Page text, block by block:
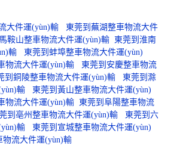
大件運(yùn)輸
東莞到蕪湖整車物流大件
鞍山整車物流大件運(yùn)輸 東莞到淮南
輸
東莞到蚌埠整車物流大件運(yùn)
物流大件運(yùn)輸
東莞到安慶整車物流
到銅陵整車物流大件運(yùn)輸
東莞到滁
輸
東莞到黃山整車物流大件運(yùn)
物流大件運(yùn)輸 東莞到阜陽整車物流
到亳州整車物流大件運(yùn)輸
東莞到六
輸
東莞到宣城整車物流大件運(yùn)
物流大件運(yùn)輸